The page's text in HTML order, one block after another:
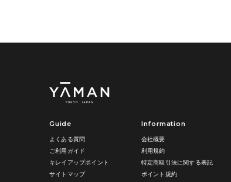
Guide
よくある質問
ご利用ガイド
キレイアップポイント
サイトマップ
Information
会社概要
利用規約
特定商取引法に関する表記
ポイント規約